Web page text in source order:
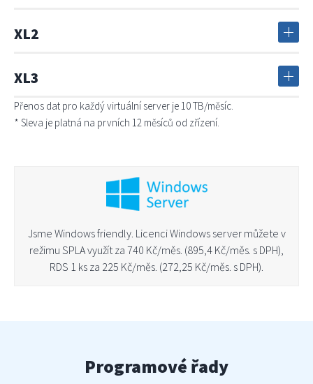
XL2
XL3
Přenos dat pro každý virtuální server je 10 TB/měsíc.
* Sleva je platná na prvních 12 měsíců od zřízení.
Jsme Windows friendly. Licenci Windows server můžete v
režimu SPLA využít za 740 Kč/měs. (895,4 Kč/měs. s DPH),
RDS 1 ks za 225 Kč/měs. (272,25 Kč/měs. s DPH).
Programové řady